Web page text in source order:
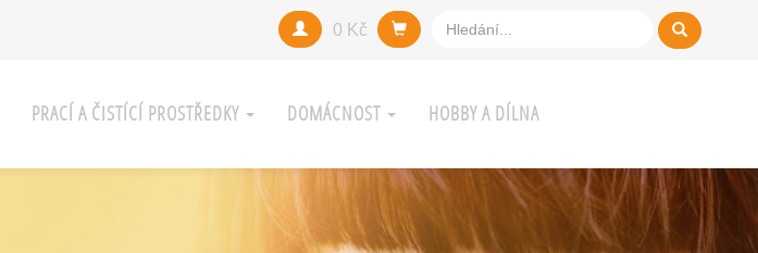
0 Kč
PRACÍ A ČISTÍCÍ PROSTŘEDKY DOMÁCNOST HOBBY A DÍLNA